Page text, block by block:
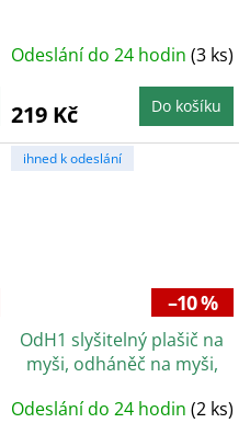
Odeslání do 24 hodin (3 ks)
219 Kč Do košíku
ihned k odeslání
–10 %
OdH1 slyšitelný plašič na
myši, odháněč na myši,
Odeslání do 24 hodin (2 ks)